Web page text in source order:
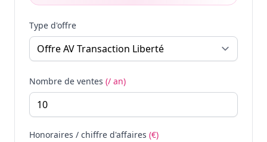
Type d'offre
Nombre de ventes (/ an)
Honoraires / chiffre d'affaires (€)